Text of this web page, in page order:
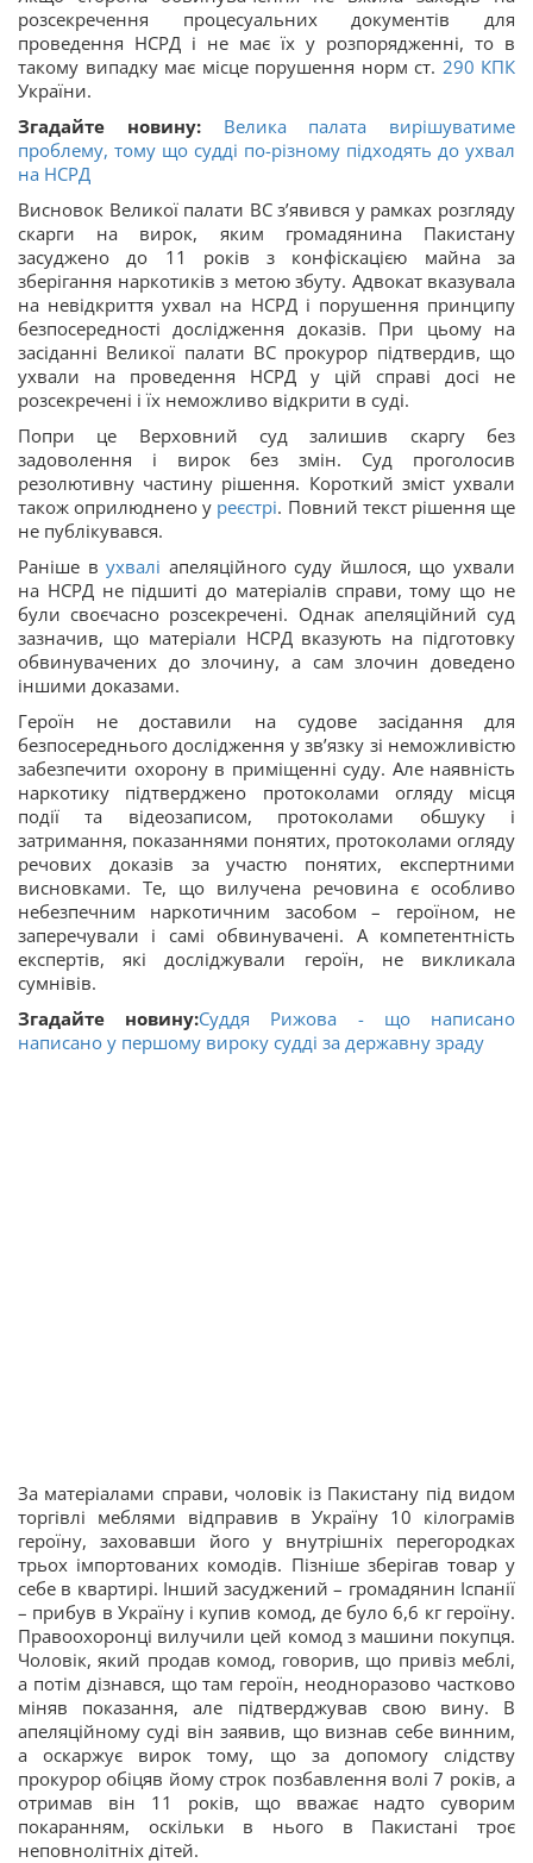
розсекречення процесуальних документів для
проведення НСРД і не має їх у розпорядженні, то в
такому випадку має місце порушення норм ст. 290 КПК
України.
Згадайте новину:
Велика палата вирішуватиме
проблему, тому що судді по-різному підходять до ухвал
на НСРД
Висновок Великої палати ВС з’явився у рамках розгляду
скарги на вирок, яким громадянина Пакистану
засуджено до 11 років з конфіскацією майна за
зберігання наркотиків з метою збуту. Адвокат вказувала
на невідкриття ухвал на НСРД і порушення принципу
безпосередності дослідження доказів. При цьому на
засіданні Великої палати ВС прокурор підтвердив, що
ухвали на проведення НСРД у цій справі досі не
розсекречені і їх неможливо відкрити в суді.
Попри це Верховний суд залишив скаргу без
задоволення і вирок без змін. Суд проголосив
резолютивну частину рішення. Короткий зміст ухвали
також оприлюднено у реєстрі. Повний текст рішення ще
не публікувався.
Раніше вухвалі апеляційного суду йшлося, що ухвали
на НСРД не підшиті до матеріалів справи, тому що не
були своєчасно розсекречені. Однак апеляційний суд
зазначив, що матеріали НСРД вказують на підготовку
обвинувачених до злочину, а сам злочин доведено
іншими доказами.
Героїн не доставили на судове засідання для
безпосереднього дослідження у зв’язку зі неможливістю
забезпечити охорону в приміщенні суду. Але наявність
наркотику підтверджено протоколами огляду місця
події та відеозаписом, протоколами обшуку і
затримання, показаннями понятих, протоколами огляду
речових доказів за участю понятих, експертними
висновками. Те, що вилучена речовина є особливо
небезпечним наркотичним засобом – героїном, не
заперечували і самі обвинувачені. А компетентність
експертів, які досліджували героїн, не викликала
сумнівів.
Згадайте новину:Суддя Рижова - що написано
написано у першому вироку судді за державну зраду
За матеріалами справи, чоловік із Пакистану під видом
торгівлі меблями відправив в Україну 10 кілограмів
героїну, заховавши його у внутрішніх перегородках
трьох імпортованих комодів. Пізніше зберігав товар у
себе в квартирі. Інший засуджений – громадянин Іспанії
– прибув в Україну і купив комод, де було 6,6 кг героїну.
Правоохоронці вилучили цей комод з машини покупця.
Чоловік, який продав комод, говорив, що привіз меблі,
а потім дізнався, що там героїн, неодноразово частково
міняв показання, але підтверджував свою вину. В
апеляційному суді він заявив, що визнав себе винним,
а оскаржує вирок тому, що за допомогу слідству
прокурор обіцяв йому строк позбавлення волі 7 років, а
отримав він 11 років, що вважає надто суворим
покаранням, оскільки в нього в Пакистані троє
неповнолітніх дітей.